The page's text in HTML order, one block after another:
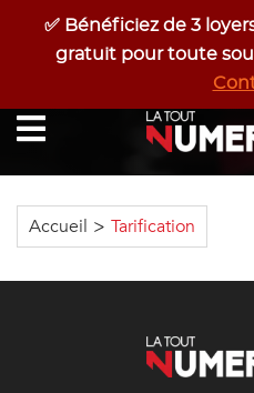
✅ Bénéficiez de 3
gratuit pour toute
06 17 53 42 25
Accueil > Tarification